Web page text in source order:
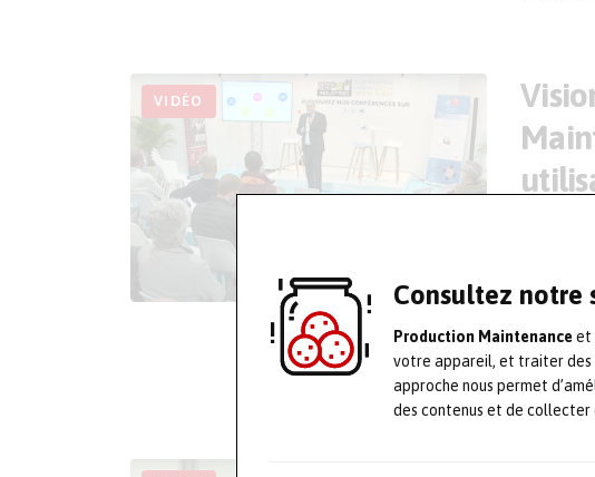
Consultez notre
Production Maintenanceet
votre appareil, et traiter des
approche nous permet
des contenus et de collecter
3 janvier
VIDÉO